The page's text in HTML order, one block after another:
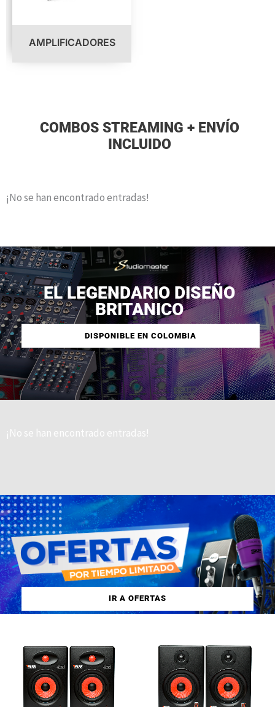
AMPLIFICADORES
COMBOS STREAMING + ENVÍO
INCLUIDO
¡No se han encontrado entradas!
EL LEGENDARIO DISEÑO
BRITANICO
DISPONIBLE EN COLOMBIA
¡No se han encontrado entradas!
IR A OFERTAS
original
era:
$ 790.000.
actual
es:
$ 750.500.
original
era:
$ 1.090.000.
es:
$